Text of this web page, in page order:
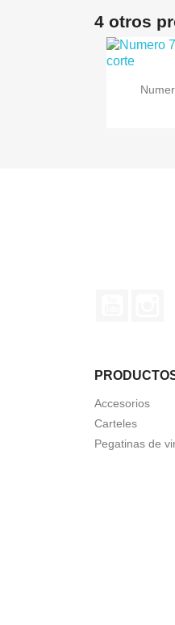
4 otros
Accesorios
Carteles
Pegatinas de